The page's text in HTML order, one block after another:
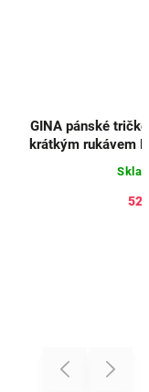
GINA pánské
krátkým rukávem
Previous Next